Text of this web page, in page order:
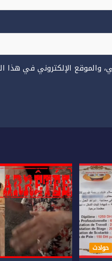
والموقع الإلكتروني في
حوادث